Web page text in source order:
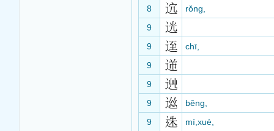
8
rǒng,
9
9
chī,
9
9
9
běng,
9
mí,xuè,